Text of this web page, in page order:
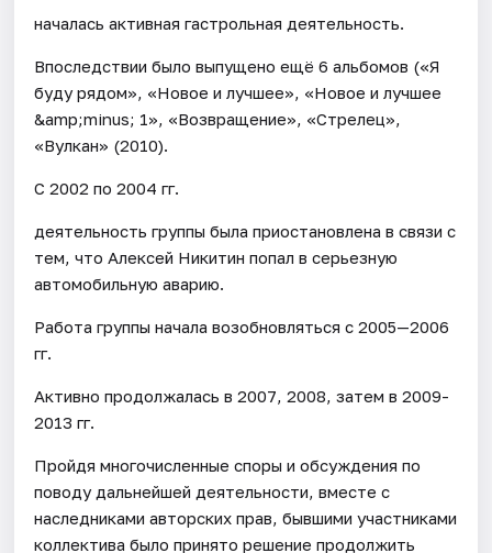
началась активная гастрольная деятельность.
Впоследствии было выпущено ещё 6 альбомов («Я
буду рядом», «Новое и лучшее», «Новое и лучшее
&amp;minus; 1», «Возвращение», «Стрелец»,
«Вулкан» (2010).
С 2002 по 2004 гг.
деятельность группы была приостановлена в связи с
тем, что Алексей Никитин попал в серьезную
автомобильную аварию.
Работа группы начала возобновляться с 2005—2006
гг.
Активно продолжалась в 2007, 2008, затем в 2009-
2013 гг.
Пройдя многочисленные споры и обсуждения по
поводу дальнейшей деятельности, вместе с
наследниками авторских прав, бывшими участниками
коллектива было принято решение продолжить